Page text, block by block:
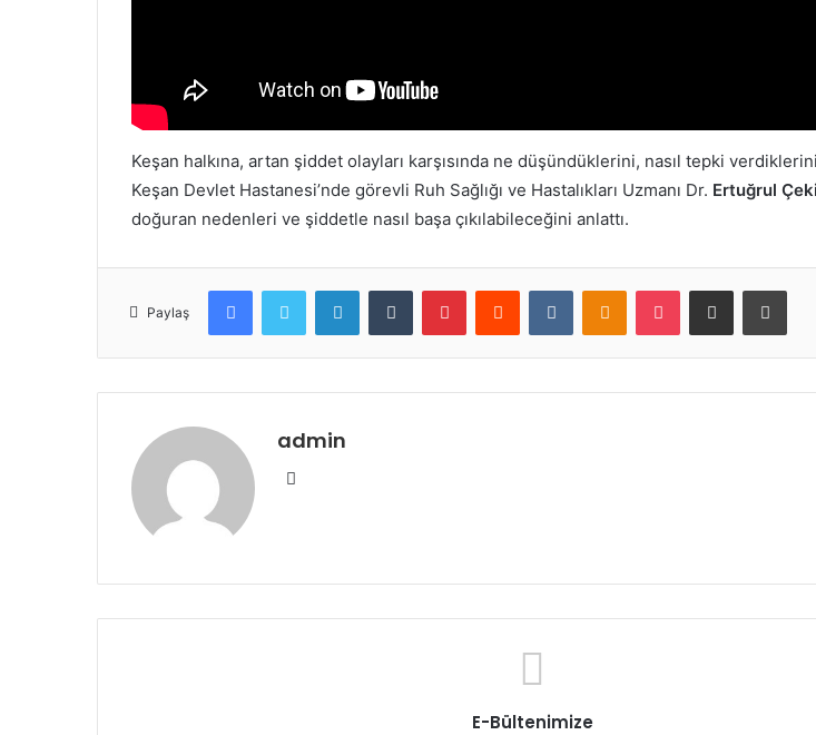
Keşan halkına, artan şiddet olayları karşısında ne düşündüklerini, nasıl tepki
Keşan Devlet Hastanesi’nde görevli Ruh Sağlığı ve Hastalıkları Uzmanı Dr. Ertuğrul
doğuran nedenleri ve şiddetle nasıl başa çıkılabileceğini anlattı.
Paylaş
FacebookTwitter LinkedInTumblr PinterestReddit VKontakteOdnoklassniki
Pocket E-Posta ile paylaş
admin
Web
E-Bültenimize